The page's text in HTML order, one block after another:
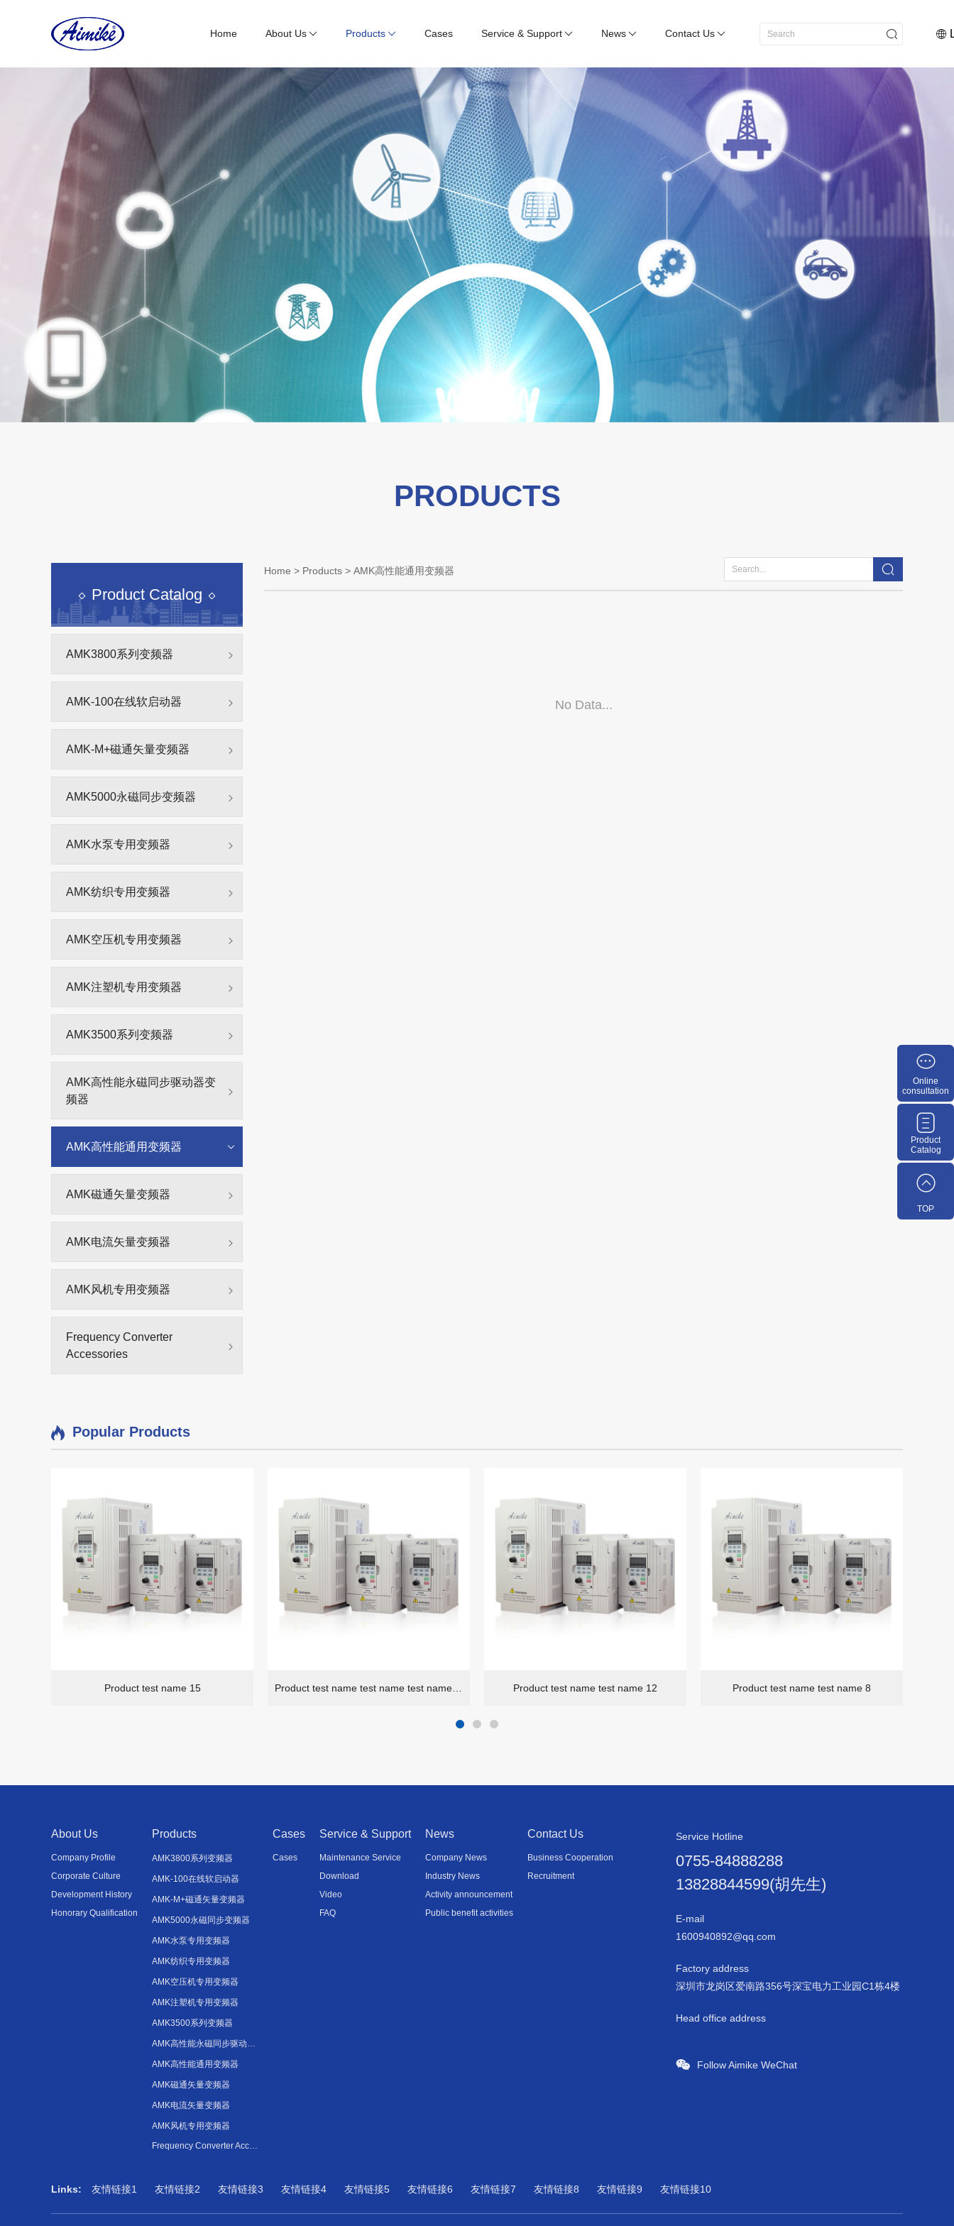
Home About Us Products Cases Service & Support News Contact Us
PRODUCTS
Product Catalog
AMK3800系列变频器
AMK-100在线软启动器
AMK-M+磁通矢量变频器
AMK5000永磁同步变频器
AMK水泵专用变频器
AMK纺织专用变频器
AMK空压机专用变频器
AMK注塑机专用变频器
AMK3500系列变频器
AMK高性能永磁同步驱动器变
频器
AMK高性能通用变频器
AMK磁通矢量变频器
AMK电流矢量变频器
AMK风机专用变频器
Frequency Converter
Accessories
Home > Products > AMK高性能通用变频器
No Data...
Popular Products
Product test name 15 Product test name test name 12 Product test name test name 8
About Us
Company Profile
Corporate Culture
Development History
Honorary Qualification
Products
AMK3800系列变频器
AMK-100在线软启动器
AMK-M+磁通矢量变频器
AMK5000永磁同步变频器
AMK水泵专用变频器
AMK纺织专用变频器
AMK空压机专用变频器
AMK注塑机专用变频器
AMK3500系列变频器
AMK高性能永磁同步驱动器变频器
AMK高性能通用变频器
AMK磁通矢量变频器
AMK电流矢量变频器
AMK风机专用变频器
Frequency Converter Accessories
Cases
Cases
Service & Support
Maintenance Service
Download
Video
FAQ
News
Company News
Industry News
Activity announcement
Public benefit activities
Contact Us
Business Cooperation
Recruitment
Service Hotline
0755-84888288
13828844599(胡先生)
E-mail
1600940892@qq.com
Factory address
深圳市龙岗区爱南路356号深宝电力工业园C1栋4楼
Head office address
Follow Aimike WeChat
Links: 友情链接1 友情链接2 友情链接3 友情链接4 友情链接5 友情链接6 友情链接7 友情链接8 友情链接9 友情链接10
Online
consultation
Product
Catalog
TOP